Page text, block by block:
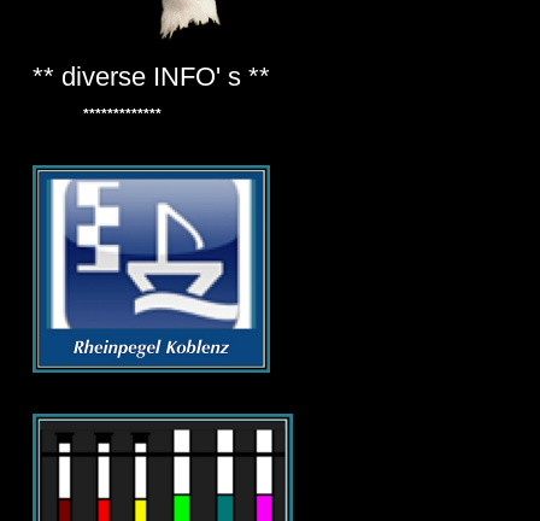
** diverse INFO' s **
*************